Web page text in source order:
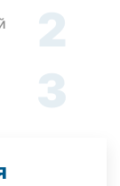
2
3